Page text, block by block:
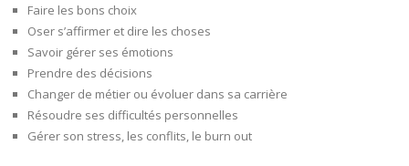
Faire les bons choix
Oser s’affirmer et dire les choses
Savoir gérer ses émotions
Prendre des décisions
Changer de métier ou évoluer dans sa carrière
Résoudre ses difficultés personnelles
Gérer son stress, les conflits, le burn out